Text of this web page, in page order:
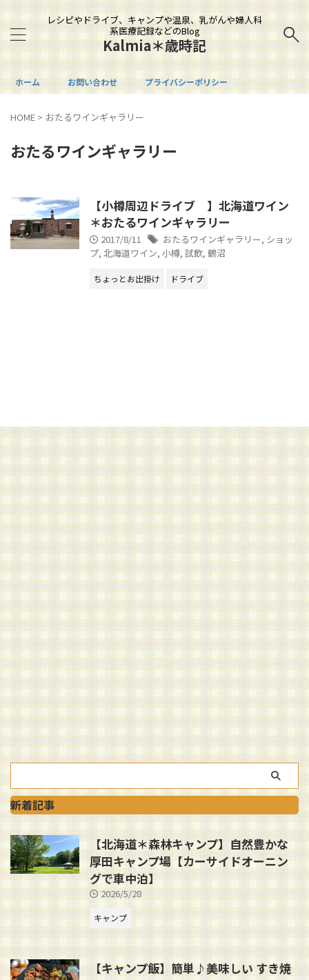
レシピやドライブ、キャンプや温泉、乳がんや婦人科
系医療記録などのBlog
Kalmia＊歳時記
ホーム お問い合わせ プライバシーポリシー
HOME > おたるワインギャラリー
おたるワインギャラリー
【小樽周辺ドライブ 】北海道ワイン
＊おたるワインギャラリー
2017/8/11 おたるワインギャラリー, ショッ
プ, 北海道ワイン, 小樽, 試飲, 鶴沼
ちょっとお出掛け ドライブ
新着記事
【北海道＊森林キャンプ】自然豊かな
厚田キャンプ場【カーサイドオーニン
グで車中泊】
2026/5/28
キャンプ
【キャンプ飯】簡単♪美味しい すき焼